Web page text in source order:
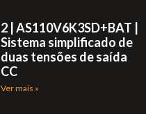
2 | AS110V6K3SD+BAT |
Sistema simplificado de
duas tensões de saída
CC
Ver mais »